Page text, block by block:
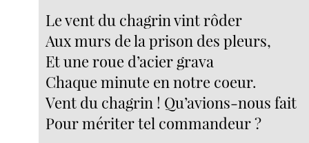
Le vent du chagrin vint rôder
Aux murs de la prison des pleurs,
Et une roue d’acier grava
Chaque minute en notre coeur.
Vent du chagrin ! Qu’avions-nous fait
Pour mériter tel commandeur ?